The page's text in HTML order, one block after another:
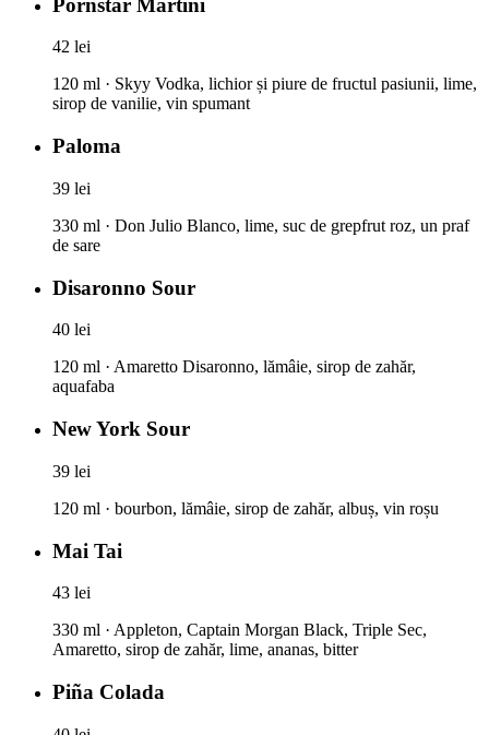
Pornstar Martini
42 lei
120 ml · Skyy Vodka, lichior și piure de fructul pasiunii, lime,
sirop de vanilie, vin spumant
Paloma
39 lei
330 ml · Don Julio Blanco, lime, suc de grepfrut roz, un praf
de sare
Disaronno Sour
40 lei
120 ml · Amaretto Disaronno, lămâie, sirop de zahăr,
aquafaba
New York Sour
39 lei
120 ml · bourbon, lămâie, sirop de zahăr, albuș, vin roșu
Mai Tai
43 lei
330 ml · Appleton, Captain Morgan Black, Triple Sec,
Amaretto, sirop de zahăr, lime, ananas, bitter
Piña Colada